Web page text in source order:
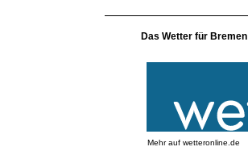
Das Wetter für Bremen
Mehr auf wetteronline.de